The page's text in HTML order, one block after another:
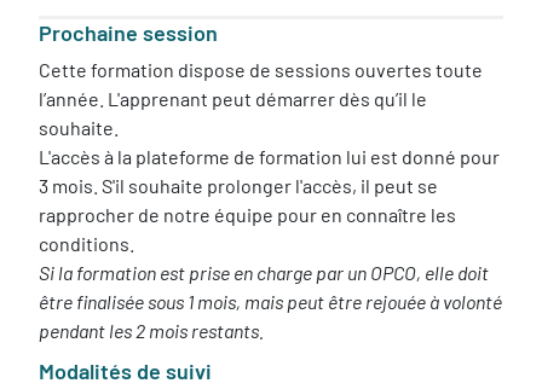
Prochaine session
Cette formation dispose de sessions ouvertes toute
l’année. L'apprenant peut démarrer dès qu’il le
souhaite.
L'accès à la plateforme de formation lui est donné pour
3 mois. S'il souhaite prolonger l'accès, il peut se
rapprocher de notre équipe pour en connaître les
conditions.
Si la formation est prise en charge par un OPCO, elle doit
être finalisée sous 1 mois, mais peut être rejouée à volonté
pendant les 2 mois restants.
Modalités de suivi